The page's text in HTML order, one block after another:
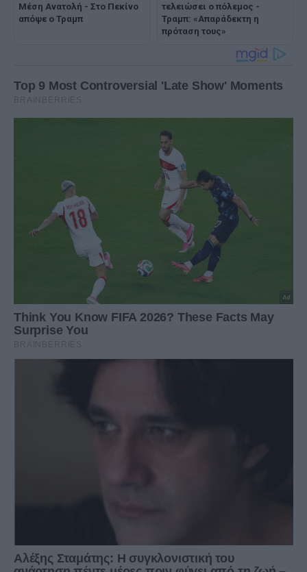
Μέση Ανατολή - Στο Πεκίνο
απόψε ο Τραμπ
τελειώσει ο πόλεμος -
Τραμπ: «Απαράδεκτη η
πρόταση τους»